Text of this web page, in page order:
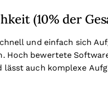
(10% der
und einfach sich
Hoch bewertete
lässt auch komplexe